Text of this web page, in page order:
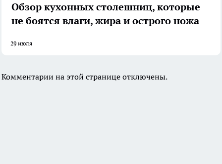
Обзор кухонных столешниц, которые
не боятся влаги, жира и острого ножа
29 июля
Комментарии на этой странице отключены.